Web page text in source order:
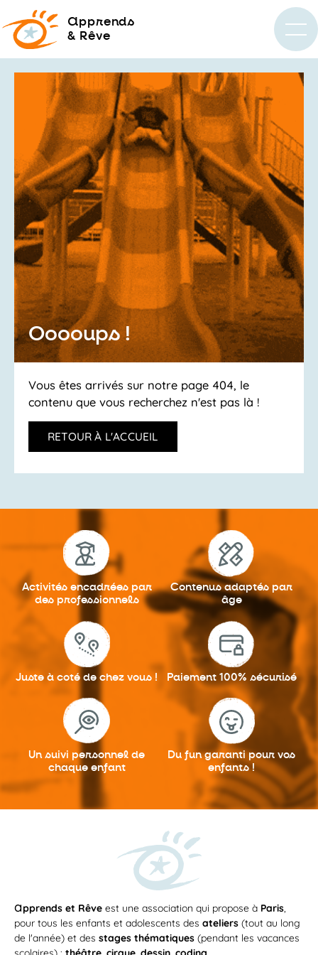
apprends
& Rêve
Ooooups !
Vous êtes arrivés sur notre page 404, le
contenu que vous recherchez n'est pas là !
RETOUR À L'ACCUEIL
Activités encadrées par
des professionnels
Contenus adaptés par
âge
Juste à coté de chez vous ! Paiement 100% sécurisé
Un suivi personnel de
chaque enfant
Du fun garantipour vos
enfants !
apprends et Rêve est une association qui propose à Paris,
pour tous les enfants et adolescents des ateliers (tout au long
de l'année) et des stages thématiques (pendant les vacances